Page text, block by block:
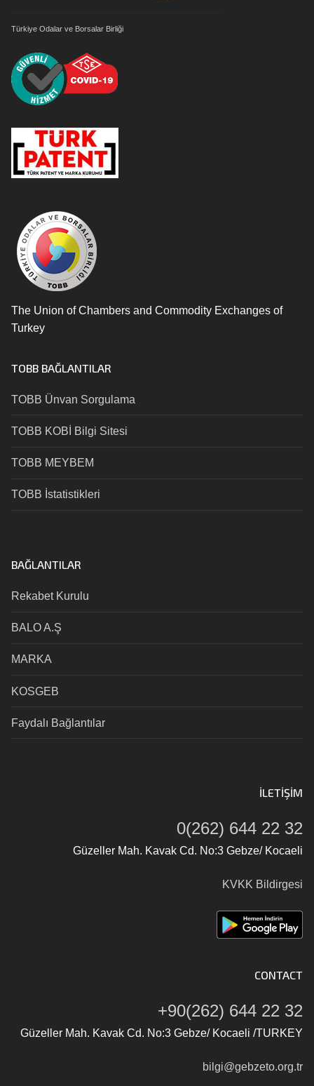
Türkiye Odalar ve Borsalar Birliği
The Union of Chambers and Commodity Exchanges of
Turkey
TOBB BAĞLANTILAR
TOBB Ünvan Sorgulama
TOBB KOBİ Bilgi Sitesi
TOBB MEYBEM
TOBB İstatistikleri
BAĞLANTILAR
Rekabet Kurulu
BALO A.Ş
MARKA
KOSGEB
Faydalı Bağlantılar
İLETIŞIM
0(262) 644 22 32
Güzeller Mah. Kavak Cd. No:3 Gebze/ Kocaeli
KVKK Bildirgesi
CONTACT
+90(262) 644 22 32
Güzeller Mah. Kavak Cd. No:3 Gebze/ Kocaeli /TURKEY
bilgi@gebzeto.org.tr